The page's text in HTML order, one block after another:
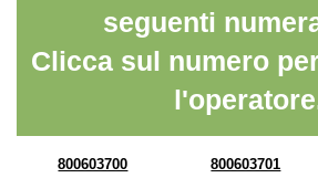
seguenti
Clicca sul numero
800603700 800603701